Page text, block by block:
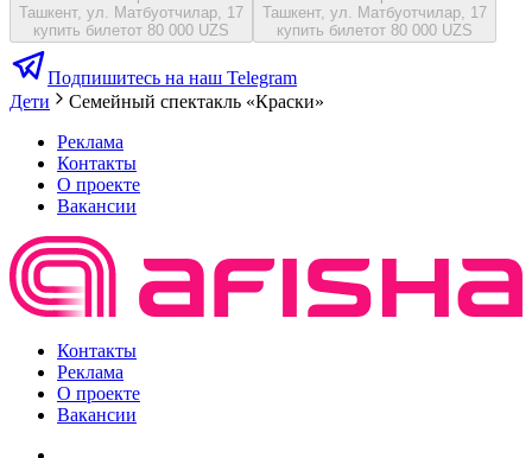
Ташкент, ул. Матбуотчилар, 17
купить билетот 80 000 UZS
Ташкент, ул. Матбуотчилар, 17
купить билетот 80 000 UZS
Подпишитесь на наш Telegram
Дети
Семейный спектакль «Краски»
Реклама
Контакты
О проекте
Вакансии
Контакты
Реклама
О проекте
Вакансии